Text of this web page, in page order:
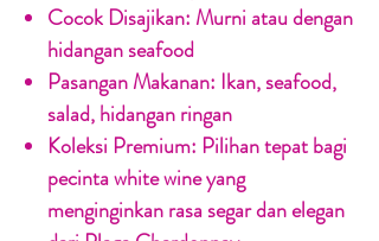
Cocok Disajikan: Murni atau dengan
hidangan seafood
Pasangan Makanan: Ikan, seafood,
salad, hidangan ringan
Koleksi Premium: Pilihan tepat bagi
pecinta white wine yang
menginginkan rasa segar dan elegan